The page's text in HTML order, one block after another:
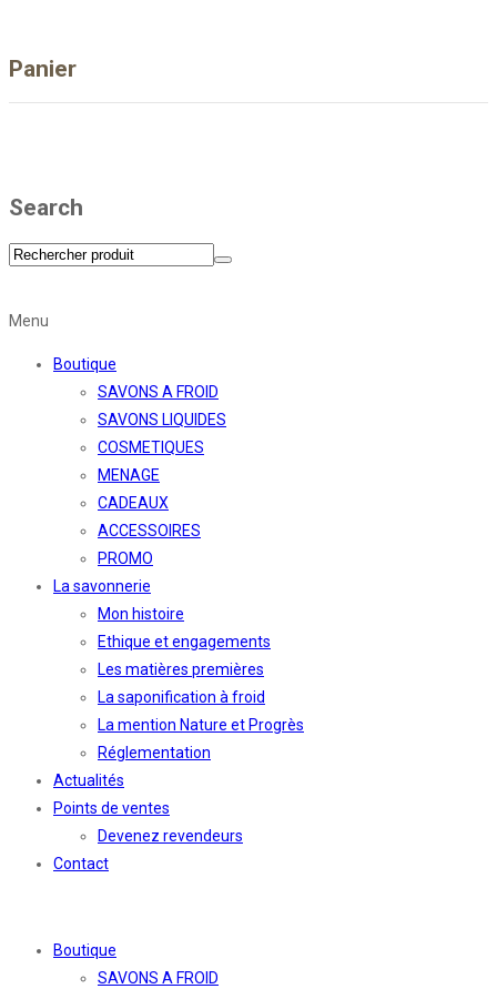
Panier
Search
Menu
Boutique
SAVONS A FROID
SAVONS LIQUIDES
COSMETIQUES
MENAGE
CADEAUX
ACCESSOIRES
PROMO
La savonnerie
Mon histoire
Ethique et engagements
Les matières premières
La saponification à froid
La mention Nature et Progrès
Réglementation
Actualités
Points de ventes
Devenez revendeurs
Contact
Boutique
SAVONS A FROID